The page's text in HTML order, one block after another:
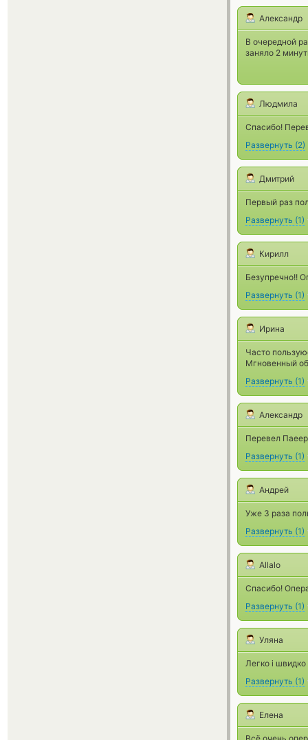
Александр
В очередной
заняло 2
Людмила
Спасибо!
Развернуть (2)
Дмитрий
Первый раз
Развернуть (1)
Кирилл
Безупречно!!
Развернуть (1)
Ирина
Часто
Мгновенный
Развернуть (1)
Александр
Перевел
Развернуть (1)
Андрей
Уже 3 раза
Развернуть (1)
Allalo
Спасибо!
Развернуть (1)
Уляна
Легко і
Развернуть (1)
Елена